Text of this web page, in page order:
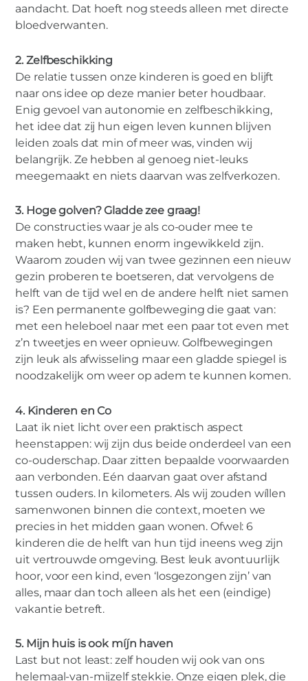
aandacht. Dat hoeft nog steeds alleen met directe
bloedverwanten.
2. Zelfbeschikking
De relatie tussen onze kinderen is goed en blijft
naar ons idee op deze manier beter houdbaar.
Enig gevoel van autonomie en zelfbeschikking,
het idee dat zij hun eigen leven kunnen blijven
leiden zoals dat min of meer was, vinden wij
belangrijk. Ze hebben al genoeg niet-leuks
meegemaakt en niets daarvan was zelfverkozen.
3. Hoge golven? Gladde zee graag!
De constructies waar je als co-ouder mee te
maken hebt, kunnen enorm ingewikkeld zijn.
Waarom zouden wij van twee gezinnen een nieuw
gezin proberen te boetseren, dat vervolgens de
helft van de tijd wel en de andere helft niet samen
is? Een permanente golfbeweging die gaat van:
met een heleboel naar met een paar tot even met
z’n tweetjes en weer opnieuw. Golfbewegingen
zijn leuk als afwisseling maar een gladde spiegel is
noodzakelijk om weer op adem te kunnen komen.
4. Kinderen en Co
Laat ik niet licht over een praktisch aspect
heenstappen: wij zijn dus beide onderdeel van een
co-ouderschap. Daar zitten bepaalde voorwaarden
aan verbonden. Eén daarvan gaat over afstand
tussen ouders. In kilometers. Als wij zouden wíllen
samenwonen binnen die context, moeten we
precies in het midden gaan wonen. Ofwel: 6
kinderen die de helft van hun tijd ineens weg zijn
uit vertrouwde omgeving. Best leuk avontuurlijk
hoor, voor een kind, even ‘losgezongen zijn’ van
alles, maar dan toch alleen als het een (eindige)
vakantie betreft.
5. Mijn huis is ook míjn haven
Last but not least: zelf houden wij ook van ons
helemaal-van-mijzelf stekkie. Onze eigen plek, die